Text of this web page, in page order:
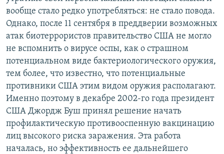
вообще стало редко употребляться: не стало повода.
Однако, после 11 сентября в преддверии возможных
атак биотеррористов правительство США не могло
не вспомнить о вирусе оспы, как о страшном
потенциальном виде бактериологического оружия,
тем более, что известно, что потенциальные
противники США этим видом оружия располагают.
Именно поэтому в декабре 2002-го года президент
США Джордж Буш принял решение начать
профилактическую противооспенную вакцинацию
лиц высокого риска заражения. Эта работа
началась, но эффективность ее дальнейшего